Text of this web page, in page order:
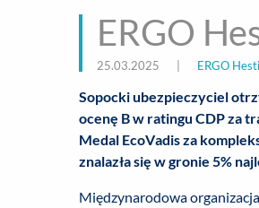
ERGO
25.03.2025 ERGO
Sopocki ubezpieczyciel
ocenę B w ratingu CDP za
Medal EcoVadis za
znalazła się w gronie 5%
Międzynarodowa